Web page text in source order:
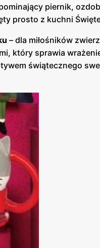
piernik,
prosto z kuchni
– dla miłośników
który sprawia
świątecznego